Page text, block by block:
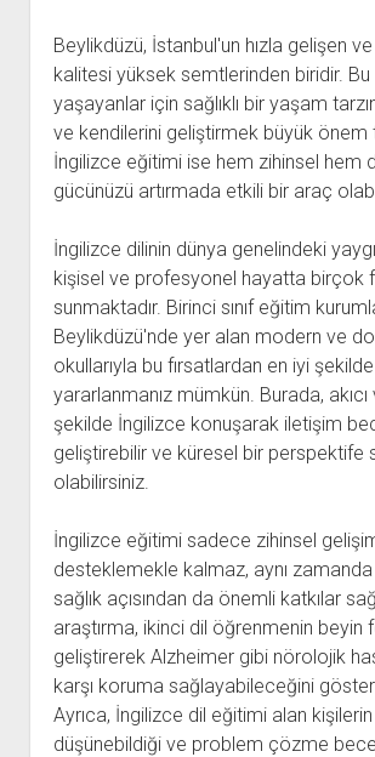
Beylikdüzü, İstanbul'un hızla gelişen
kalitesi yüksek semtlerinden biridir.
yaşayanlar için sağlıklı bir yaşam
ve kendilerini geliştirmek büyük önem
İngilizce eğitimi ise hem zihinsel hem
gücünüzü artırmada etkili bir araç
İngilizce dilinin dünya genelindeki
kişisel ve profesyonel hayatta birçok
sunmaktadır. Birinci sınıf eğitim
Beylikdüzü'nde yer alan modern ve
okullarıyla bu fırsatlardan en iyi şekilde
yararlanmanız mümkün. Burada,
şekilde İngilizce konuşarak iletişim
geliştirebilir ve küresel bir perspektife
olabilirsiniz.
İngilizce eğitimi sadece zihinsel
desteklemekle kalmaz, aynı
sağlık açısından da önemli katkılar
araştırma, ikinci dil öğrenmenin beyin
geliştirerek Alzheimer gibi nörolojik
karşı koruma sağlayabileceğini
Ayrıca, İngilizce dil eğitimi alan kişilerin
düşünebildiği ve problem çözme